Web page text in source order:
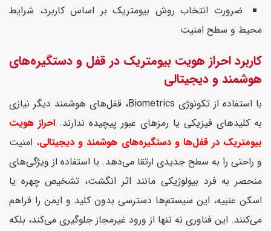
ضرورت انتخاب روش بیومتریک بر اساس کاربرد، شرایط
محیط و سطح امنیت
کاربرد احراز هویت بیومتریک در قفل‌ و دستگیره‌های
هوشمند و دیجیتالی
با استفاده از تکونوژی Biometrics، قفل‌های هوشمند دیگر نیازی
به کلیدهای فیزیکی یا رمزهای عبور پیچیده ندارند. احراز هویت
بیومتریک در قفل‌ها و دستگیره‌های هوشمند و دیجیتالی، امنیت
و راحتی را به سطح جدیدی ارتقا می‌دهد. با استفاده از ویژگی‌های
منحصر به فرد بیولوژیکی مانند اثر انگشت، تشخیص چهره یا
اسکن عنبیه، این سیستم‌ها دسترسی بدون کلید و ایمن را فراهم
می‌کنند. این فناوری نه تنها از ورود غیرمجاز جلوگیری می‌کند، بلکه